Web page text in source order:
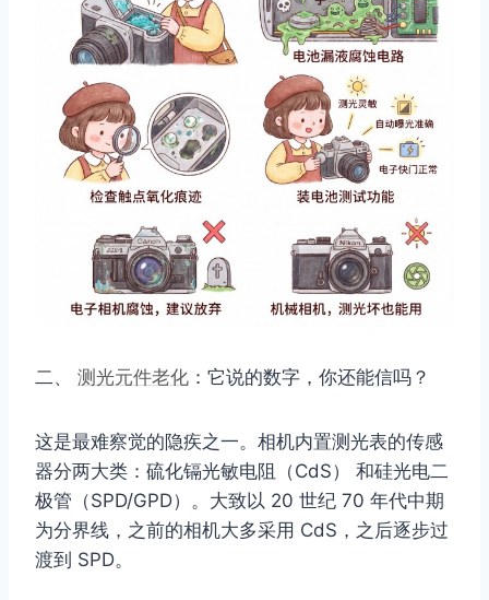
二、 测光元件老化 ：它说的数字，你还能信吗？
这是最难察觉的隐疾之一。相机内置测光表的传感
器分两大类：硫化镉光敏电阻（CdS） 和硅光电二
极管（SPD/GPD）。大致以 20 世纪 70 年代中期
为分界线，之前的相机大多采用 CdS，之后逐步过
渡到 SPD。